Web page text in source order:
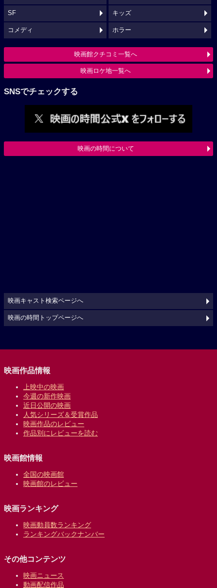
SF キッズ
コメディ ホラー
映画館クチコミ一覧へ
映画ロケ地一覧へ
SNSでチェックする
映画の時間について
映画キャスト検索ページへ
映画の時間トップページへ
映画作品情報
上映中の映画
今週の新作映画
近日公開の映画
人気シリーズ＆受賞作品
映画作品のレビュー
作品別にレビューを読む
映画館情報
全国の映画館
映画館のレビュー
映画ランキング
映画動員数ランキング
ランキングバックナンバー
その他コンテンツ
映画ニュース
動画配信作品